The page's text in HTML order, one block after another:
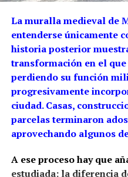
La muralla medieval de
entenderse únicamente
historia posterior
transformación en el
perdiendo su función
progresivamente
ciudad. Casas,
parcelas terminaron
aprovechando algunos
A ese proceso hay que
estudiada: la diferencia